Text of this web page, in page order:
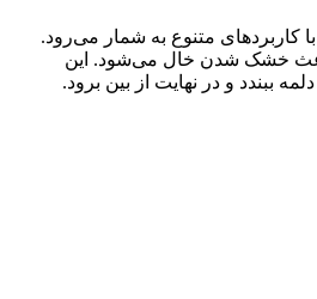
کاربردهای متنوع به شمار می‌رود.
خشک شدن خال می‌شود. این
ببندد و در نهایت از بین برود.